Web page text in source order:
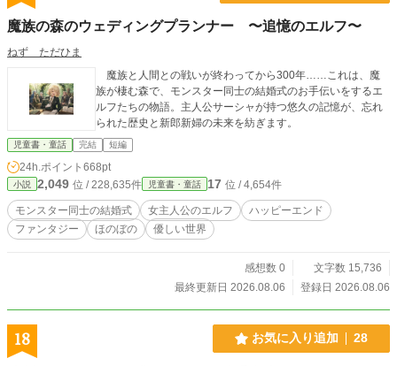
魔族の森のウェディングプランナー 〜追憶のエルフ〜
ねず ただひま
魔族と人間との戦いが終わってから300年……これは、魔
族が棲む森で、モンスター同士の結婚式のお手伝いをするエ
ルフたちの物語。主人公サーシャが持つ悠久の記憶が、忘れ
られた歴史と新郎新婦の未来を紡ぎます。
児童書・童話 完結 短編
24h.ポイント 668pt
小説 2,049 位 / 228,635件 児童書・童話 17 位 / 4,654件
モンスター同士の結婚式 女主人公のエルフ
ハッピーエンド
ファンタジー
ほのぼの 優しい世界
感想数 0
文字数 15,736
最終更新日 2026.08.06
登録日 2026.08.06
18 お気に入り追加 28